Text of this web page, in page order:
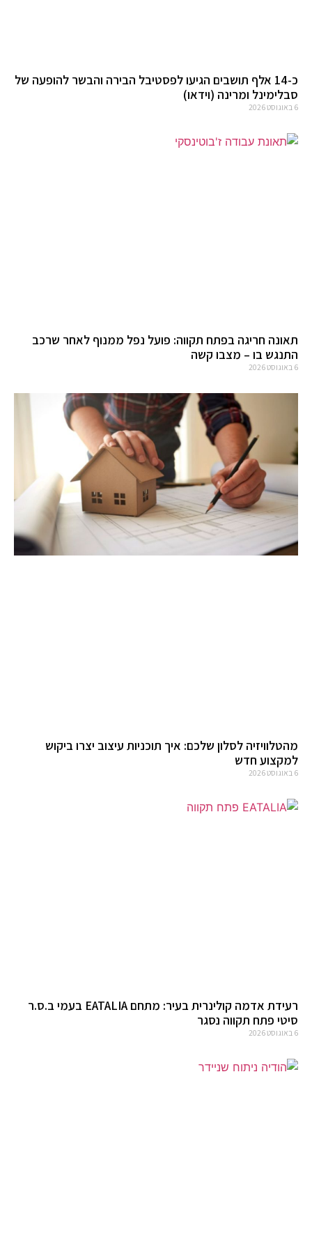
כ-14 אלף תושבים הגיעו לפסטיבל הבירה והבשר להופעה של
סבלימינל ומרינה (וידאו)
6 באוגוסט 2026
תאונה חריגה בפתח תקווה: פועל נפל ממנוף לאחר שרכב
התנגש בו – מצבו קשה
6 באוגוסט 2026
מהטלוויזיה לסלון שלכם: איך תוכניות עיצוב יצרו ביקוש
למקצוע חדש
6 באוגוסט 2026
רעידת אדמה קולינרית בעיר: מתחם EATALIA בעמי ב.ס.ר
סיטי פתח תקווה נסגר
6 באוגוסט 2026